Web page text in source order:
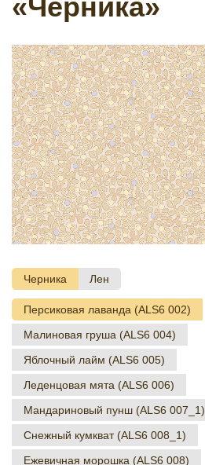
«Черника»
Черника Лен
Персиковая лаванда (ALS6 002)
Малиновая груша (ALS6 004)
Яблочный лайм (ALS6 005)
Леденцовая мята (ALS6 006)
Мандариновый пунш (ALS6 007_1)
Снежный кумкват (ALS6 008_1)
Ежевичная морошка (ALS6 008)